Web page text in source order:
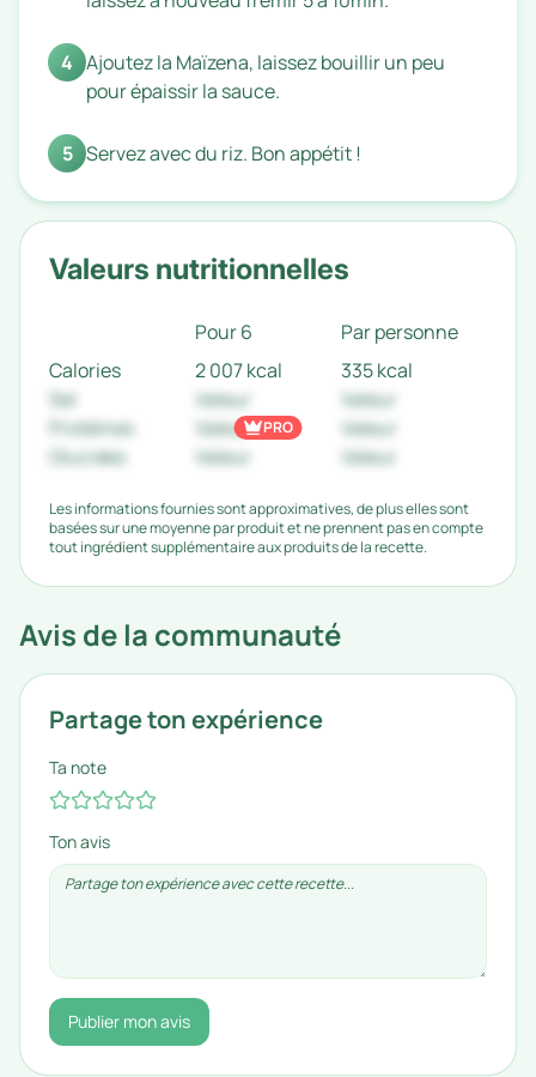
4 Ajoutez la Maïzena, laissez bouillir un peu
pour épaissir la sauce.
5 Servez avec du riz. Bon appétit !
Valeurs nutritionnelles
Pour 6
Par personne
Calories
2 007 kcal
335 kcal
Sel
Valeur
Valeur
Protéines
Valeur
Valeur
Glucides
Valeur Valeur
PRO
Les informations fournies sont approximatives, de plus elles sont
basées sur une moyenne par produit et ne prennent pas en compte
tout ingrédient supplémentaire aux produits de la recette.
Avis de la communauté
Partage ton expérience
Ta note
Ton avis
Publier mon avis